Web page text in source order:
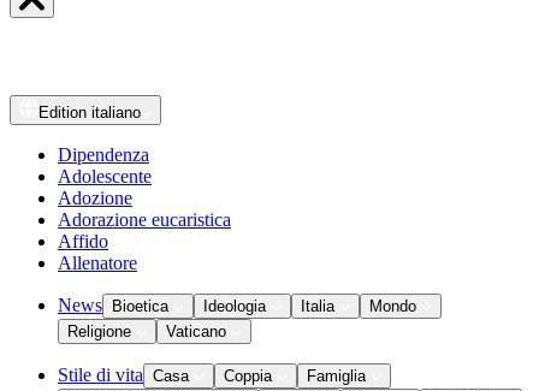
Edition italiano
Dipendenza
Adolescente
Adozione
Adorazione eucaristica
Affido
Allenatore
News Bioetica Ideologia Italia
Mondo
Religione
Vaticano
Stile di vita Casa Coppia
Famiglia